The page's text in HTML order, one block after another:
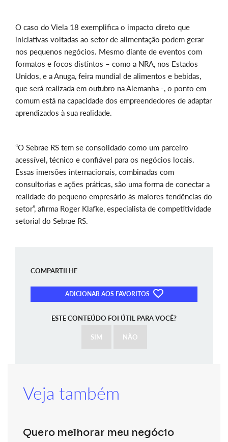
O caso do Viela 18 exemplifica o impacto direto que
iniciativas voltadas ao setor de alimentação podem gerar
nos pequenos negócios. Mesmo diante de eventos com
formatos e focos distintos – como a NRA, nos Estados
Unidos, e a Anuga, feira mundial de alimentos e bebidas,
que será realizada em outubro na Alemanha -, o ponto em
comum está na capacidade dos empreendedores de adaptar
aprendizados à sua realidade.
“O Sebrae RS tem se consolidado como um parceiro
acessível, técnico e confiável para os negócios locais.
Essas imersões internacionais, combinadas com
consultorias e ações práticas, são uma forma de conectar a
realidade do pequeno empresário às maiores tendências do
setor”, afirma Roger Klafke, especialista de competitividade
setorial do Sebrae RS.
COMPARTILHE
ADICIONAR AOS FAVORITOS
ESTE CONTEÚDO FOI ÚTIL PARA VOCÊ?
SIM NÃO
Veja também
Quero melhorar meu negócio